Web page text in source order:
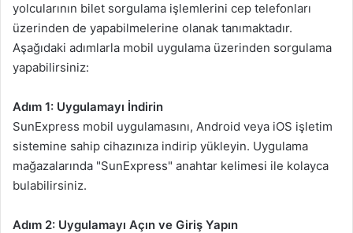
yolcularının bilet sorgulama işlemlerini cep telefonları
üzerinden de yapabilmelerine olanak tanımaktadır.
Aşağıdaki adımlarla mobil uygulama üzerinden sorgulama
yapabilirsiniz:
Adım 1: Uygulamayı İndirin
SunExpress mobil uygulamasını, Android veya iOS işletim
sistemine sahip cihazınıza indirip yükleyin. Uygulama
mağazalarında "SunExpress" anahtar kelimesi ile kolayca
bulabilirsiniz.
Adım 2: Uygulamayı Açın ve Giriş Yapın